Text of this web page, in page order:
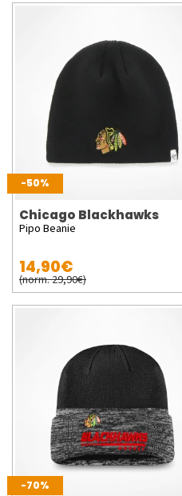
-50%
Chicago Blackhawks
Pipo Beanie
14,90€
(norm. 29,90€)
-70%